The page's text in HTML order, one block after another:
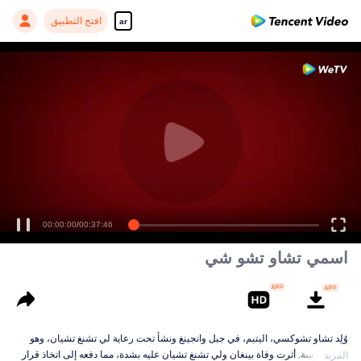
ar افتح التطبيق
00:00:00/00:37:46
اسمي تشاو تشو شي
وُلِد تشاو تشوكسي، اليتيم، في جبل وانجينغ ونشأ تحت رعاية لي تشنغ تشيان، وهو
مدير مدرسة. أثرت وفاة بينغان ولي تشنغ تشيان عليه بشدة، مما دفعه إلى اتخاذ قرار
المزيد